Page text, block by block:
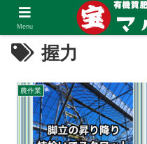
握力
農作業
Menu